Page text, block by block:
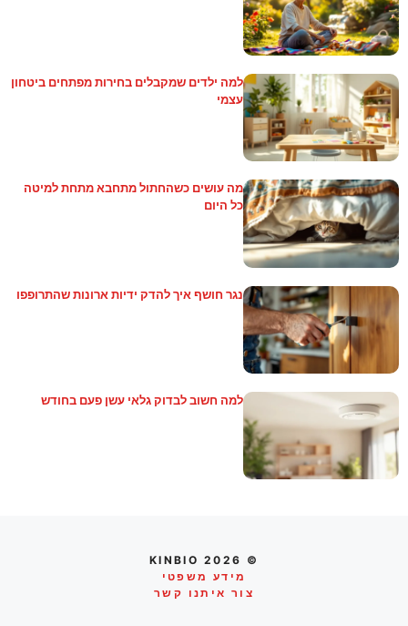
למה ילדים שמקבלים בחירות מפתחים ביטחון
עצמי
מה עושים כשהחתול מתחבא מתחת למיטה
כל היום
נגר חושף איך להדק ידיות ארונות שהתרופפו
למה חשוב לבדוק גלאי עשן פעם בחודש
© 2026 KINBIO
מידע משפטי
צור איתנו קשר